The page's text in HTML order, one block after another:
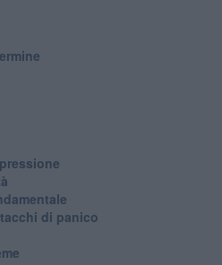
di panico